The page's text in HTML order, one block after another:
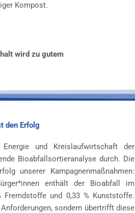
Kompost.
wird zu gutem
den Erfolg
und Kreislaufwirtschaft der
Bioabfallsortieranalyse durch. Die
unserer Kampagnenmaßnahmen:
enthält der Bioabfall im
Fremdstoffe und 0,33 % Kunststoffe.
sondern übertrifft diese